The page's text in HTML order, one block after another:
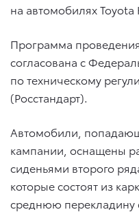
на автомобилях Toyota
Программа
согласована с
по техническому
(Росстандарт).
Автомобили,
кампании, оснащены
сиденьями второго
которые состоят из
среднюю перекладину